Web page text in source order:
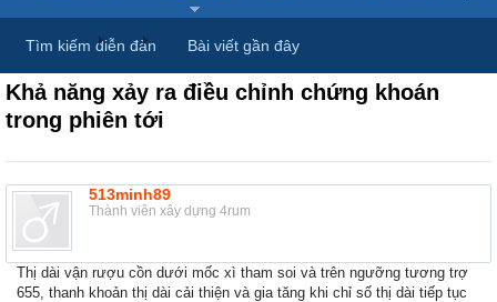
Diễn đàn ... Rao vặt tổng hợp - Uy tín - Miễn phí
Khả năng xảy ra điều chỉnh chứng khoán
trong phiên tới
513minh89
Thành viên xây dựng 4rum
Thị dài vận rượu cồn dưới mốc xì tham soi và trên ngưỡng tương trợ
655, thanh khoản thị dài cải thiện và gia tăng khi chỉ số thị dài tiếp tục
Tìm kiếm diễn đàn Bài viết gần đây